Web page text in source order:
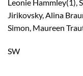
Leonie Hammley(1),
Jirikovsky, Alina
Simon, Maureen
SW